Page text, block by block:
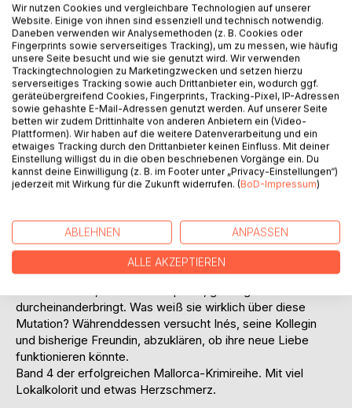
Auf die Merkliste
Titel bewerten
BESCHREIBUNG
Ein Zufall führt zur Verhaftung des letzten Verdächtigen aus
einer gefährlichen Mutation des Noro-Virus erkrankt. Und
er ist nicht der Einzige, die Krankheitsfälle häufen sich.
Inspector Sanchez Olivero soll der Herkunft des Virus
nachgehen und lernt dabei eine attraktive Virologin kennen,
durcheinanderbringt. Was weiß sie wirklich über diese
Mutation? Währenddessen versucht Inés, seine Kollegin
und bisherige Freundin, abzuklären, ob ihre neue Liebe
funktionieren könnte.
Band 4 der erfolgreichen Mallorca-Krimireihe. Mit viel
Lokalkolorit und etwas Herzschmerz.
Wir nutzen Cookies und vergleichbare Technologien auf unserer
Website. Einige von ihnen sind essenziell und technisch notwendig.
Daneben verwenden wir Analysemethoden (z. B. Cookies oder
Fingerprints sowie serverseitiges Tracking), um zu messen, wie häufig
unsere Seite besucht und wie sie genutzt wird. Wir verwenden
Trackingtechnologien zu Marketingzwecken und setzen hierzu
serverseitiges Tracking sowie auch Drittanbieter ein, wodurch ggf.
geräteübergreifend Cookies, Fingerprints, Tracking-Pixel, IP-Adressen
sowie gehashte E-Mail-Adressen genutzt werden. Auf unserer Seite
betten wir zudem Drittinhalte von anderen Anbietern ein (Video-
Plattformen). Wir haben auf die weitere Datenverarbeitung und ein
etwaiges Tracking durch den Drittanbieter keinen Einfluss. Mit deiner
Einstellung willigst du in die oben beschriebenen Vorgänge ein. Du
kannst deine Einwilligung (z. B. im Footer unter „Privacy-Einstellungen“)
jederzeit mit Wirkung für die Zukunft widerrufen. (BoD-Impressum)
ABLEHNEN ANPASSEN
ALLE AKZEPTIEREN